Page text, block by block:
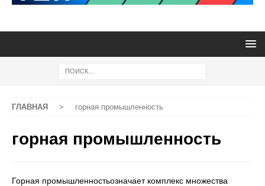
ГЛАВНАЯ > горная промышленность
горная промышленность
Горная промышленностьозначает комплекс множества